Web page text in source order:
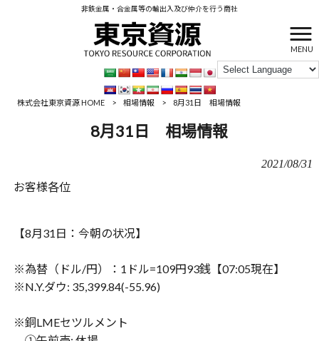
非鉄金属・合金属等の輸出入及び仲介を行う商社
MENU
株式会社東京資源 HOME > 相場情報 > 8月31日 相場情報
8月31日 相場情報
2021/08/31
お客様各位
【8月31 日： 今朝の状况】
※為替（ドル/円）： 1 ドル=109円93銭【‪‪07:05現在】
※N.Y.ダウ: 35,399.84(-55.96)
※銅LMEセツルメント